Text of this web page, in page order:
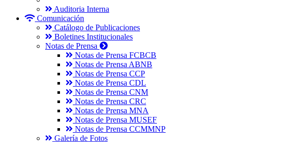
Auditoria Interna
Comunicación
Catálogo de Publicaciones
Boletines Institucionales
Notas de Prensa
Notas de Prensa FCBCB
Notas de Prensa ABNB
Notas de Prensa CCP
Notas de Prensa CDL
Notas de Prensa CNM
Notas de Prensa CRC
Notas de Prensa MNA
Notas de Prensa MUSEF
Notas de Prensa CCMMNP
Galería de Fotos